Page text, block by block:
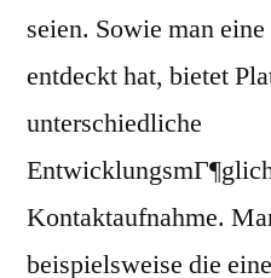
seien. Sowie man
entdeckt hat, bietet
unterschiedliche
Kontaktaufnahme.
beispielsweise die